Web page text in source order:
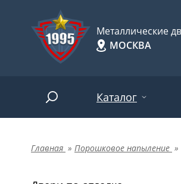
Металлические
МОСКВА
Каталог
Двери по отделке
Главная » Порошковое напыление »